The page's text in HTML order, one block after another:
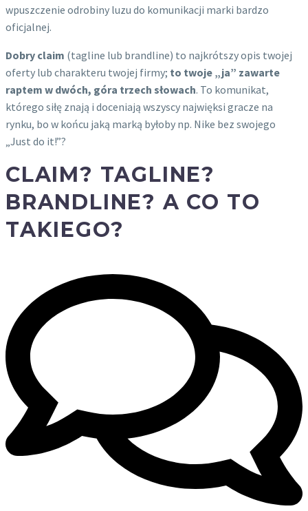
wpuszczenie odrobiny luzu do komunikacji marki bardzo
oficjalnej.
Dobry claim (tagline lub brandline) to najkrótszy opis twojej
oferty lub charakteru twojej firmy; to twoje „ja” zawarte
raptem w dwóch, góra trzech słowach. To komunikat,
którego siłę znają i doceniają wszyscy najwięksi gracze na
rynku, bo w końcu jaką marką byłoby np. Nike bez swojego
„Just do it!”?
CLAIM? TAGLINE?
BRANDLINE? A CO TO
TAKIEGO?